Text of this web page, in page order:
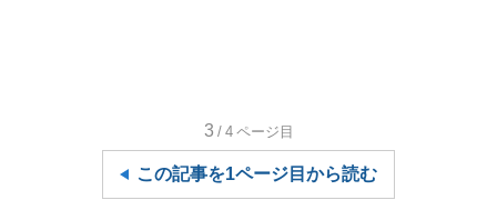
3 /4 ページ目
この記事を1ページ目から読む